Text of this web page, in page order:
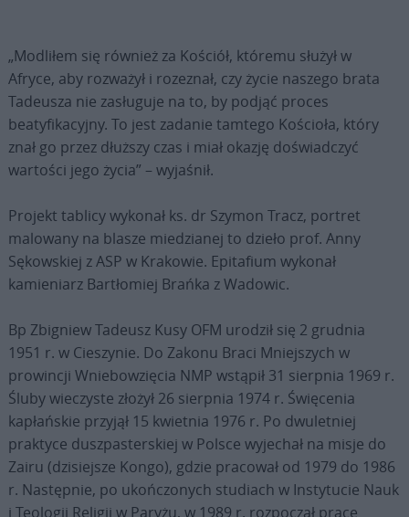
„Modliłem się również za Kościół, któremu służył w
Afryce, aby rozważył i rozeznał, czy życie naszego brata
Tadeusza nie zasługuje na to, by podjąć proces
beatyfikacyjny. To jest zadanie tamtego Kościoła, który
znał go przez dłuższy czas i miał okazję doświadczyć
wartości jego życia” – wyjaśnił.
Projekt tablicy wykonał ks. dr Szymon Tracz, portret
malowany na blasze miedzianej to dzieło prof. Anny
Sękowskiej z ASP w Krakowie. Epitafium wykonał
kamieniarz Bartłomiej Brańka z Wadowic.
Bp Zbigniew Tadeusz Kusy OFM urodził się 2 grudnia
1951 r. w Cieszynie. Do Zakonu Braci Mniejszych w
prowincji Wniebowzięcia NMP wstąpił 31 sierpnia 1969 r.
Śluby wieczyste złożył 26 sierpnia 1974 r. Święcenia
kapłańskie przyjął 15 kwietnia 1976 r. Po dwuletniej
praktyce duszpasterskiej w Polsce wyjechał na misje do
Zairu (dzisiejsze Kongo), gdzie pracował od 1979 do 1986
r. Następnie, po ukończonych studiach w Instytucie Nauk
i Teologii Religii w Paryżu, w 1989 r. rozpoczął pracę